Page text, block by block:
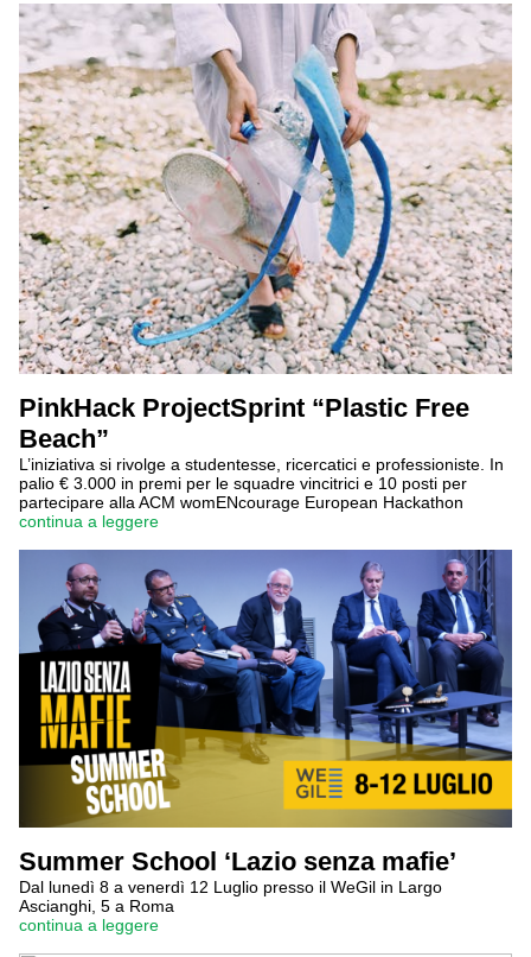
PinkHack ProjectSprint “Plastic Free
Beach”
L’iniziativa si rivolge a studentesse, ricercatici e professioniste. In
palio € 3.000 in premi per le squadre vincitrici e 10 posti per
partecipare alla ACM womENcourage European Hackathon
continua a leggere
Summer School ‘Lazio senza mafie’
Dal lunedì 8 a venerdì 12 Luglio presso il WeGil in Largo
Ascianghi, 5 a Roma
continua a leggere